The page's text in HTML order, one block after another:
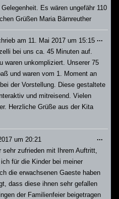
Es wären ungefähr 110
Grüßen Maria Bärnreuther
am 11. Mai 2017 um 15:15
bei uns ca. 45 Minuten auf.
waren unkompliziert. Unserer 75
und waren vom 1. Moment an
der Vorstellung. Diese gestaltete
und mitreisend. Vielen
Herzliche Grüße aus der Kita
...
um 20:21
zufrieden mit Ihrem Auftritt,
für die Kinder bei meiner
die erwachsenen Gaeste haben
dass diese ihnen sehr gefallen
der Familienfeier beigetragen
...